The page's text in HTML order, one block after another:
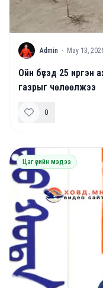
A Admin · May 13,
Ойн бүсэд 25 иргэн
газрыг чөлөөлжээ
0
Цаг үеийн мэдээ